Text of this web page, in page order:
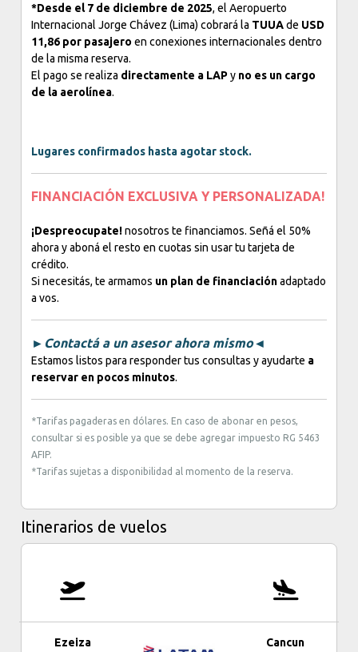
*Desde el 7 de diciembre de 2025, el Aeropuerto
Internacional Jorge Chávez (Lima) cobrará la TUUAde USD
11,86 por pasajero en conexiones internacionales dentro
de la misma reserva.
El pago se realiza directamente a LAPy no es un cargo
de la aerolínea.
Lugares confirmados hasta agotar stock.
FINANCIACIÓN EXCLUSIVA Y PERSONALIZADA!
¡Despreocupate!nosotros te financiamos. Señá el 50%
ahora y aboná el resto en cuotas sin usar tu tarjeta de
crédito.
Si necesitás, te armamos un plan de financiaciónadaptado
a vos.
►Contactá a un asesor ahora mismo◄
Estamos listos para responder tus consultas y ayudarte a
reservar en pocos minutos.
*Tarifas pagaderas en dólares. En caso de abonar en pesos,
consultar si es posible ya que se debe agregar impuesto RG 5463
AFIP.
*Tarifas sujetas a disponibilidad al momento de la reserva.
Itinerarios de vuelos
Ezeiza
Cancun